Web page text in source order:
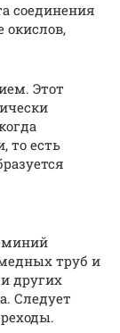
соединения
окислов,
Этот
то есть
труб и
других
Следует